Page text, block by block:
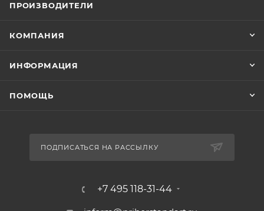
ПРОИЗВОДИТЕЛИ
КОМПАНИЯ
ИНФОРМАЦИЯ
ПОМОЩЬ
ПОДПИСАТЬСЯ НА РАССЫЛКУ
+7 495 118-31-44